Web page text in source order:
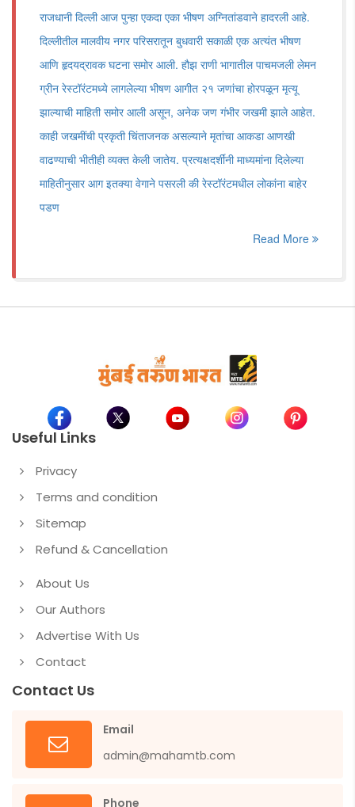
राजधानी दिल्ली आज पुन्हा एकदा एका भीषण अग्नितांडवाने हादरली आहे.
दिल्लीतील मालवीय नगर परिसरातून बुधवारी सकाळी एक अत्यंत भीषण
आणि हृदयद्रावक घटना समोर आली. हौझ राणी भागातील पाचमजली लेमन
ग्रीन रेस्टॉरंटमध्ये लागलेल्या भीषण आगीत २१ जणांचा होरपळून मृत्यू
झाल्याची माहिती समोर आली असून, अनेक जण गंभीर जखमी झाले आहेत.
काही जखमींची प्रकृती चिंताजनक असल्याने मृतांचा आकडा आणखी
वाढण्याची भीतीही व्यक्त केली जातेय. प्रत्यक्षदर्शींनी माध्यमांना दिलेल्या
माहितीनुसार आग इतक्या वेगाने पसरली की रेस्टॉरंटमधील लोकांना बाहेर
पडण
Read More
Useful Links
Privacy
Terms and condition
Sitemap
Refund & Cancellation
About Us
Our Authors
Advertise With Us
Contact
Contact Us
Email
admin@mahamtb.com
Phone